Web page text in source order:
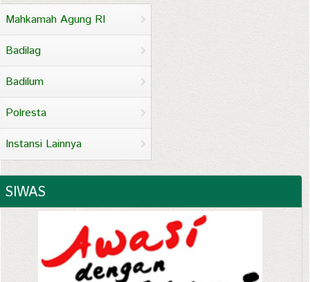
Mahkamah Agung RI
Badilag
Badilum
Polresta
Instansi Lainnya
SIWAS